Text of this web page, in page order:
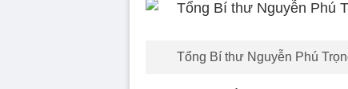
Tổng Bí thư Nguyễn Phú